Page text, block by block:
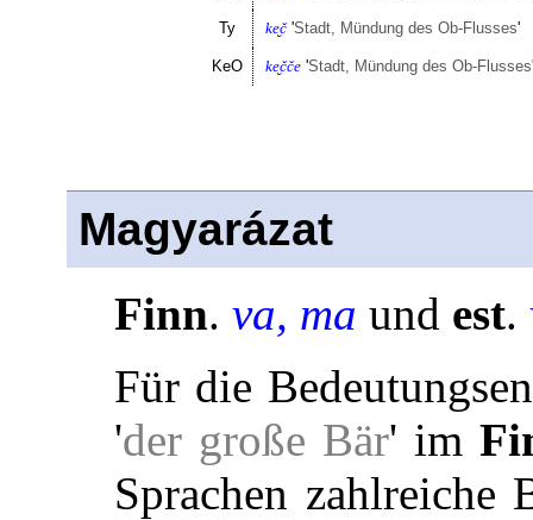
Ty ke̮č 'Stadt, Mündung des Ob-Flusses'
KeO ke̮čče 'Stadt, Mündung des Ob-Flusses'
Magyarázat
Finn. va, ma und est.
Für die
'der große Bär' im
Sprachen zahlreiche